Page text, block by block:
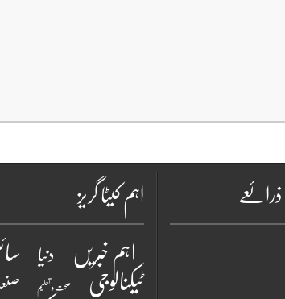
اہم کیٹا گریز
اہم خبریں دنیا
ٹیکنالوجی
صحت و تعلیم